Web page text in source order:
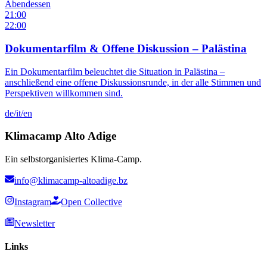
Abendessen
21:00
22:00
Dokumentarfilm & Offene Diskussion – Palästina
Ein Dokumentarfilm beleuchtet die Situation in Palästina –
anschließend eine offene Diskussionsrunde, in der alle Stimmen und
Perspektiven willkommen sind.
de/it/en
Klimacamp Alto Adige
Ein selbstorganisiertes Klima-Camp.
info@klimacamp-altoadige.bz
Instagram Open Collective
Newsletter
Links